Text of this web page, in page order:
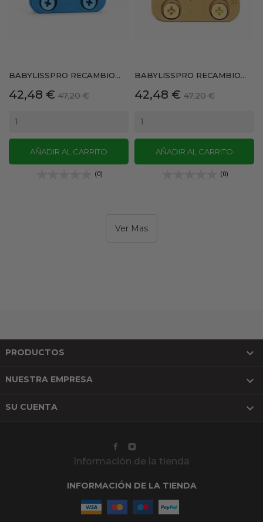
BABYLISSPRO RECAMBIO...
Precio
42,48 € Precio
47,20 €
AÑADIR AL CARRITO
(0)
BABYLISSPRO RECAMBIO...
Precio
42,48 € Precio
47,20 €
AÑADIR AL CARRITO
(0)
Ver Mas
PRODUCTOS 
NUESTRA EMPRESA 
SU CUENTA 
Información de la tienda
INFORMACIÓN DE LA TIENDA